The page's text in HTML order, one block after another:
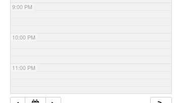
9:00 PM
10:00 PM
11:00 PM